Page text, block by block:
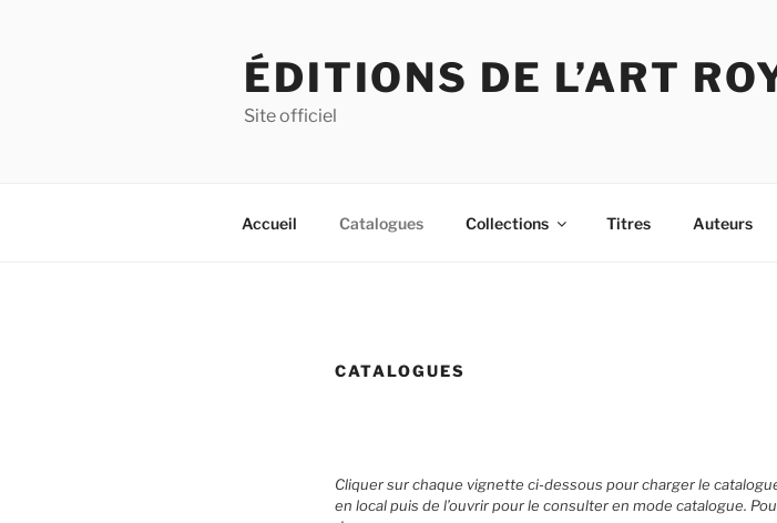
ÉDITIONS DE L’ART
Site officiel
Accueil Catalogues Collections Titres Auteurs
CATALOGUES
Cliquer sur chaque vignette ci-dessous pour charger le
en local puis de l’ouvrir pour le consulter en mode catalogue.